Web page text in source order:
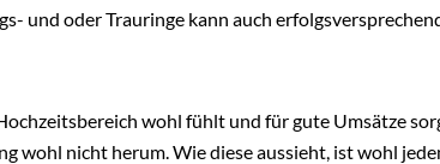
und oder Trauringe kann auch
wohl fühlt und für gute Umsätze
wohl nicht herum. Wie diese aussieht, ist wohl